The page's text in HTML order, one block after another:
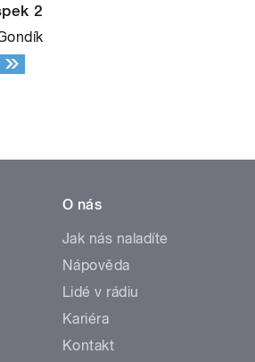
2
O nás
Jak nás naladíte
Nápověda
Lidé v rádiu
Kariéra
Kontakt